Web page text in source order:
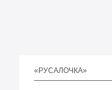
«РУСАЛОЧКА»